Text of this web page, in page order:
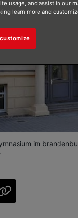
im
usage, and assist in our
learn more and